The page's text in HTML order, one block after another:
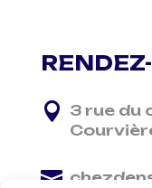
 3 rue du
